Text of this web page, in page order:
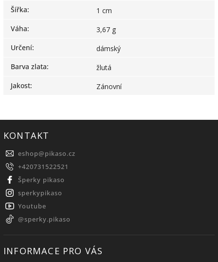
Šířka:
1 cm
Váha:
3,67 g
Určení:
dámský
Barva zlata:
žlutá
Jakost: Zánovní
KONTAKT
eshop@pikaso.cz
+420731522521
Šperky pikaso
sperkypikaso
Youtube
@sperky.pikaso
INFORMACE PRO VÁS